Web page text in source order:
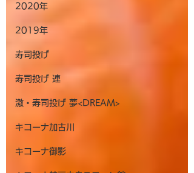
2020年
2019年
寿司投げ
寿司投げ 連
激・寿司投げ 夢<DREAM>
キコーナ加古川
キコーナ御影